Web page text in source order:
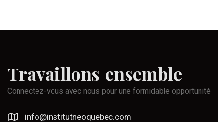
Travaillons ensemble
Connectez-vous avec nous pour une formidable opportunité
info@institutneoquebec.com